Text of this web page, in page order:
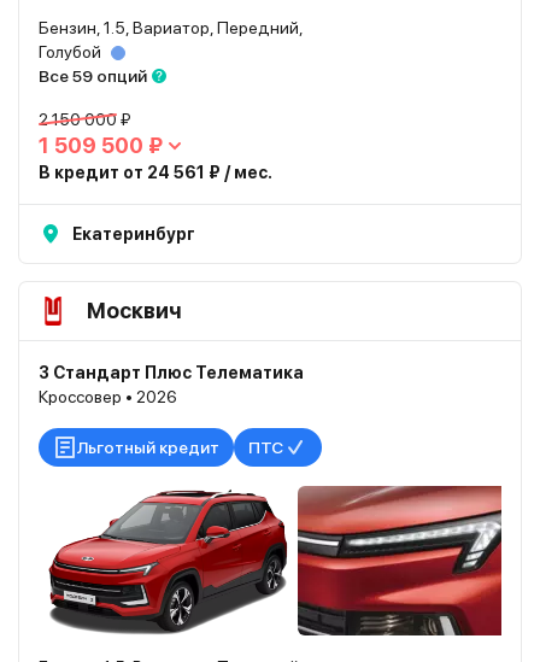
Бензин, 1.5, Вариатор, Передний,
Голубой
Все 59 опций
2 150 000 ₽
1 509 500 ₽
В кредит от 24 561 ₽ / мес.
Екатеринбург
Москвич
3 Стандарт Плюс Телематика
Кроссовер • 2026
Льготный кредит ПТС